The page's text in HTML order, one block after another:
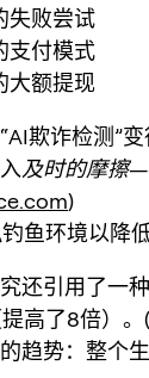
失败尝试
支付模式
大额提现
欺诈检测”
及时的摩擦
)
鱼环境以降
还引用了一
提高了8倍）。(
趋势：整个